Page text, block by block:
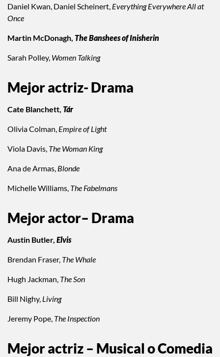
Daniel Kwan, Daniel Scheinert, Everything Everywhere All at
Once
Martin McDonagh, The Banshees of Inisherin
Sarah Polley, Women Talking
Mejor actriz- Drama
Cate Blanchett, Tár
Olivia Colman, Empire of Light
Viola Davis, The Woman King
Ana de Armas, Blonde
Michelle Williams, The Fabelmans
Mejor actor– Drama
Austin Butler, Elvis
Brendan Fraser, The Whale
Hugh Jackman, The Son
Bill Nighy, Living
Jeremy Pope, The Inspection
Mejor actriz – Musical o Comedia